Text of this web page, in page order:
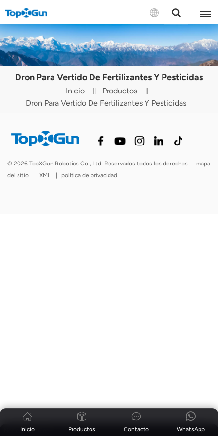
CONTÁCTENOS
English
Español
Русский
Português(Brasil)
Türkçe
Dron Para Vertido De Fertilizantes Y Pesticidas
Inicio
Productos
Dron Para Vertido De Fertilizantes Y Pesticidas
Noticias |
© 2026 TopXGun Robotics Co., Ltd. Reservados todos los derechos .
mapa
del sitio
XML política de privacidad
Inicio Productos WhatsApp
Contacto